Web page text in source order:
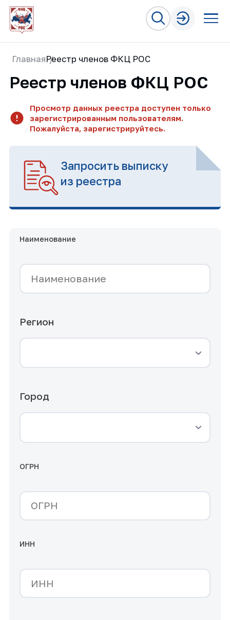
ГлавнаяРеестр членов ФКЦ РОС
Реестр членов ФКЦ РОС
Просмотр данных реестра доступен только
зарегистрированным пользователям.
Пожалуйста, зарегистрируйтесь.
Запросить выписку
из реестра
Наименование
Регион
Город
ОГРН
ИНН